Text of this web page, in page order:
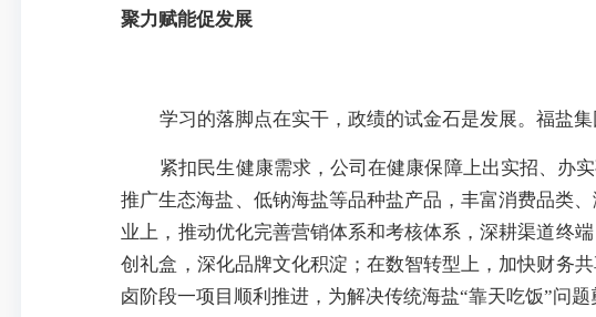
聚力赋能促发展
学习的落脚点在实干，政绩的试金石是发展。福盐
紧扣民生健康需求 ，公司在健康保障上出实招、办实
推广生态海盐、 低钠海盐等品种盐产品，丰富消费品类
业上， 推动优化完善营销体系和考核体系，深耕渠道终
创礼盒，深化品牌文化积淀 ； 在数智转型上， 加快财务
卤阶段一项目顺利推进，为解决传统海盐“靠天吃饭”问题